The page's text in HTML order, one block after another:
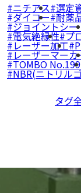
ニチアス 選定
ダイコー 耐薬
ジョイントシー
電気絶縁性 プ
レーザー加工
レーザーマーカ
TOMBO
NBR(ニトリル
タグ